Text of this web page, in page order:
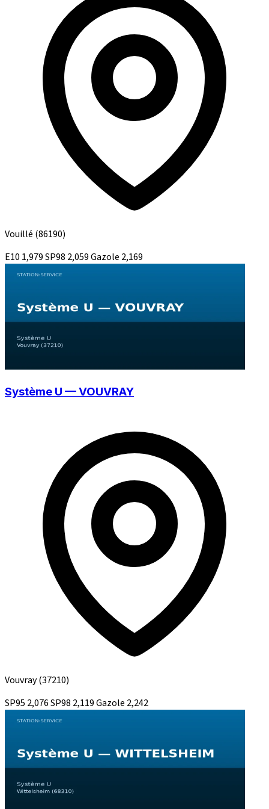
Vouillé (86190)
E10 1,979SP98 2,059Gazole 2,169
Système U — VOUVRAY
Vouvray(37210)
SP95 2,076SP98 2,119Gazole 2,242